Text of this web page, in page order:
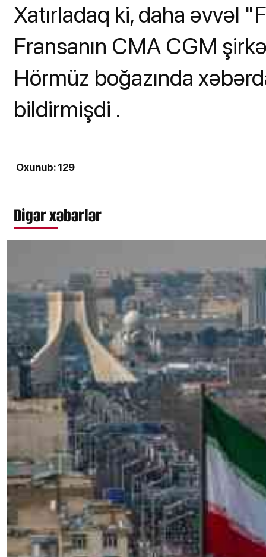
Xatırladaq ki, daha əvvəl
Fransanın CMA CGM
Hörmüz boğazında
bildirmişdi .
Oxunub: 129
Digər xəbərlər